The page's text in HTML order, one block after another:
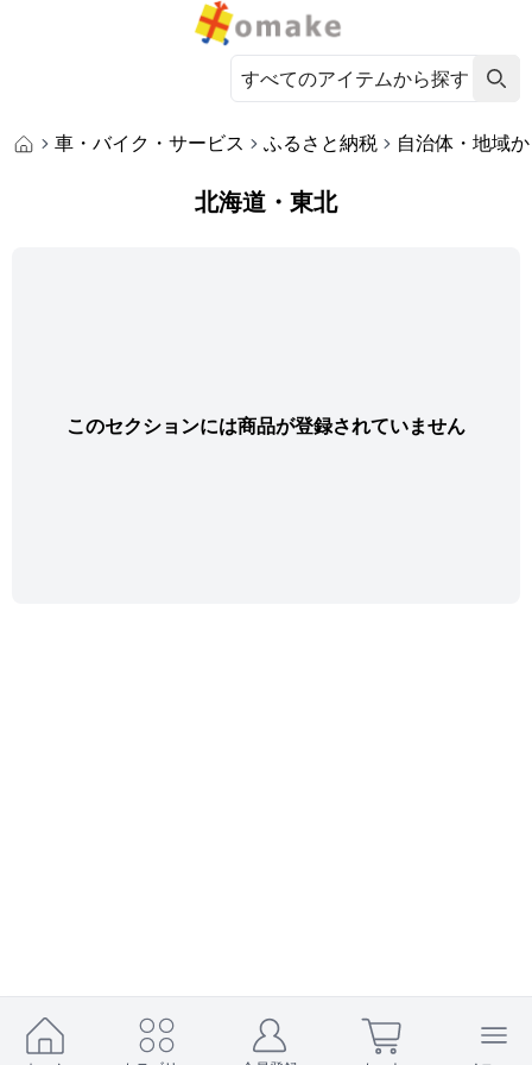
車・バイク・サービス ふるさと納税 自治体・地域
北海道・東北
このセクションには商品が登録されていません